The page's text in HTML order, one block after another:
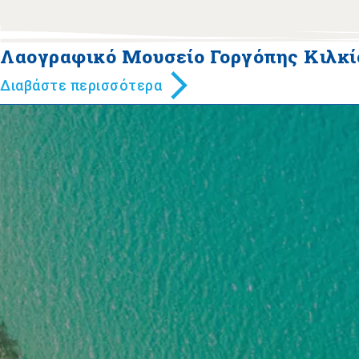
Λαογραφικό Μουσείο Γοργόπης
Διαβάστε περισσότερα